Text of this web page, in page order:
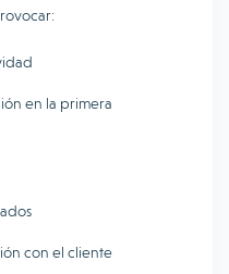
en la primera
con el cliente